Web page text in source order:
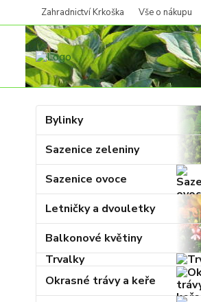
Zahradnictví Krkoška Vše o nákupu
Bylinky
Sazenice zeleniny
Sazenice ovoce
Letničky a dvouletky
Balkonové květiny
Trvalky
Okrasné trávy a keře